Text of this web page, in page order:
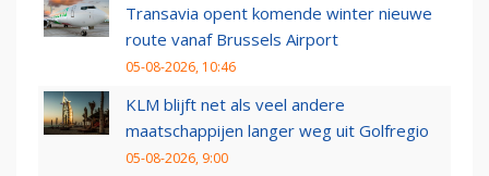
Transavia opent komende winter nieuwe
route vanaf Brussels Airport
05-08-2026, 10:46
KLM blijft net als veel andere
maatschappijen langer weg uit Golfregio
05-08-2026, 9:00